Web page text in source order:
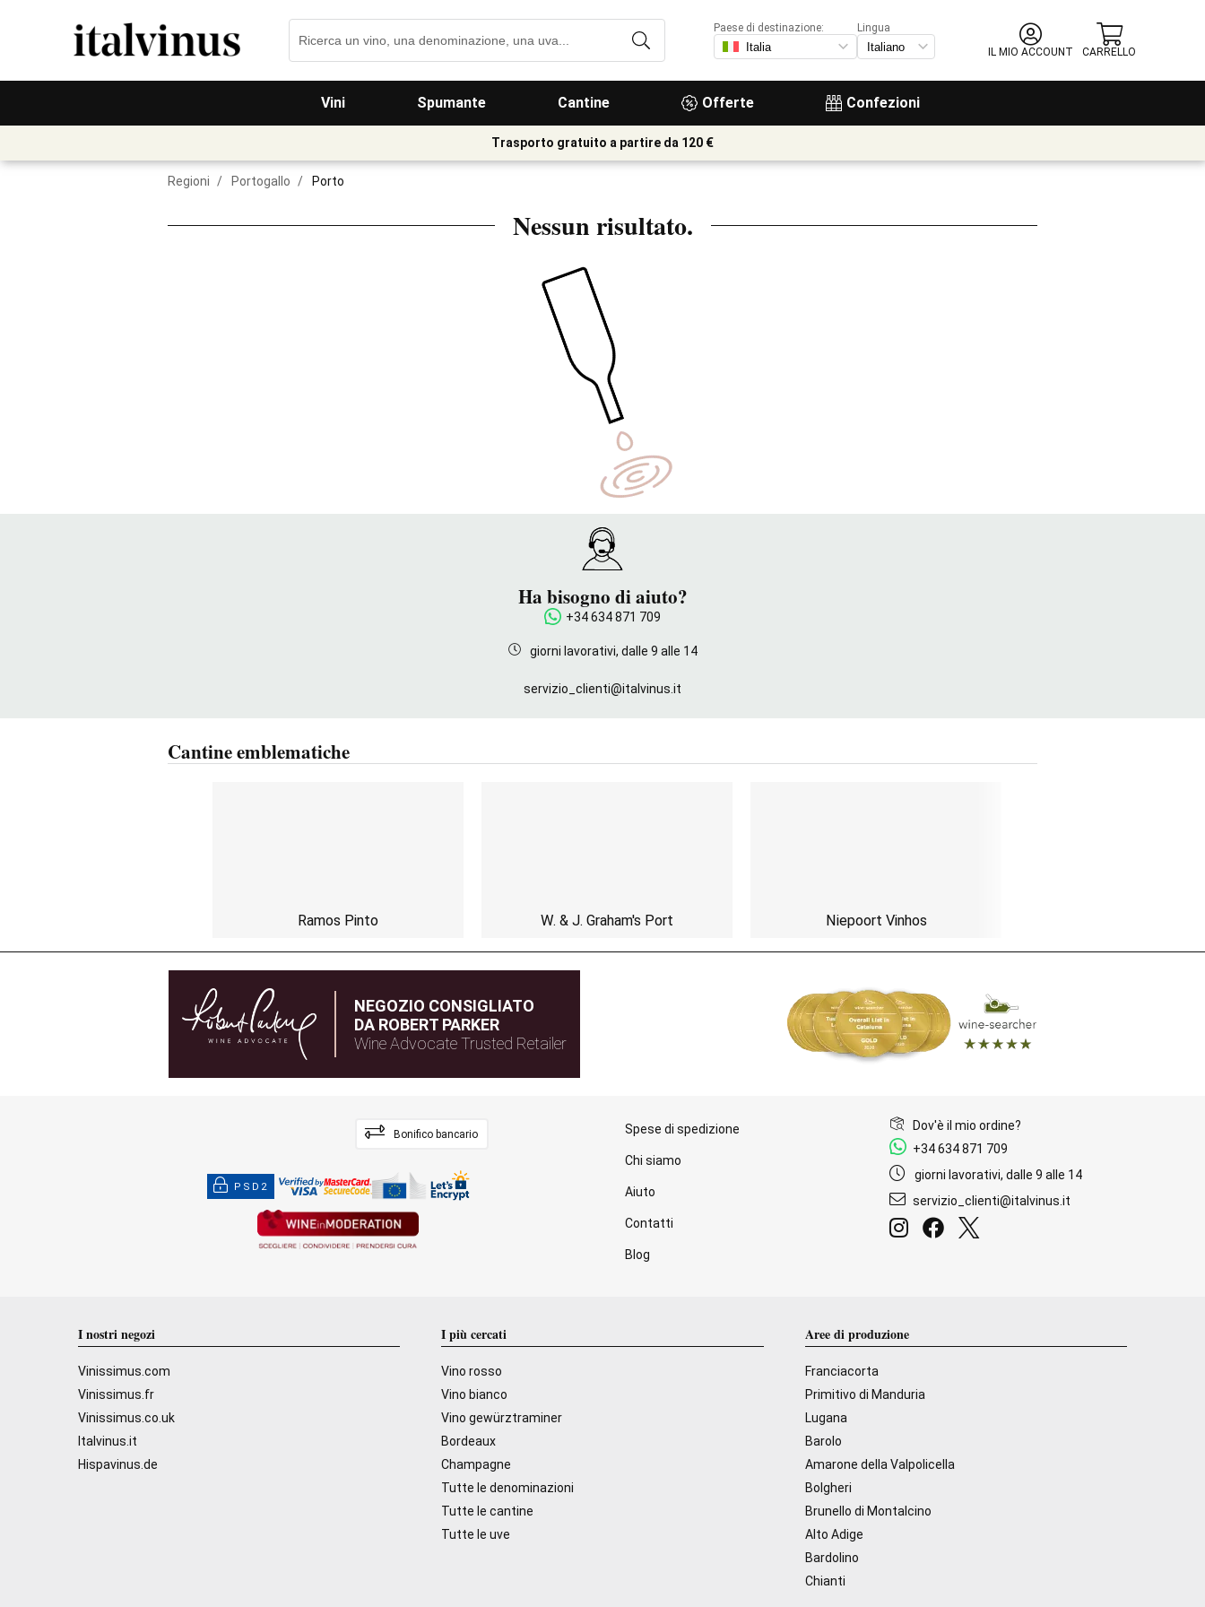
Vini Spumante Cantine Offerte Confezioni
Paese di destinazione:
Lingua
IL MIO ACCOUNT
CARRELLO
Trasporto gratuito a partire da 120 €
Regioni / Portogallo / Porto
Nessun risultato.
Ha bisogno di aiuto?
+34 634 871 709
giorni lavorativi, dalle 9 alle 14
servizio_clienti@italvinus.it
Cantine emblematiche
Ramos Pinto W. & J. Graham's Port Niepoort Vinhos
NEGOZIO CONSIGLIATO
DA ROBERT PARKER
Wine Advocate Trusted Retailer
Bonifico bancario
PSD2
Spese di spedizione
Chi siamo
Aiuto
Contatti
Blog
Dov'è il mio ordine?
+34 634 871 709
giorni lavorativi, dalle 9 alle 14
servizio_clienti@italvinus.it
I nostri negozi
Vinissimus.com
Vinissimus.fr
Vinissimus.co.uk
Italvinus.it
Hispavinus.de
I più cercati
Vino rosso
Vino bianco
Vino gewürztraminer
Bordeaux
Champagne
Tutte le denominazioni
Tutte le cantine
Tutte le uve
Aree di produzione
Franciacorta
Primitivo di Manduria
Lugana
Barolo
Amarone della Valpolicella
Bolgheri
Brunello di Montalcino
Alto Adige
Bardolino
Chianti